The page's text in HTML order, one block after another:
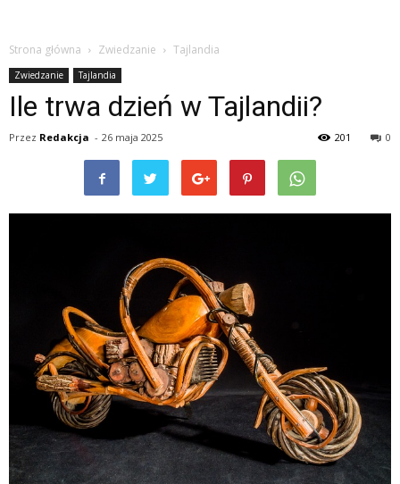
Strona główna Zwiedzanie Tajlandia
Zwiedzanie Tajlandia
Ile trwa dzień w Tajlandii?
Przez Redakcja - 26 maja 2025 0
201